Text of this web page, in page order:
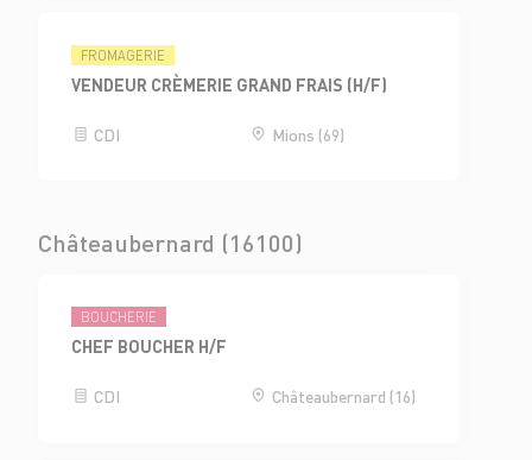
FROMAGERIE
VENDEUR CRÈMERIE GRAND FRAIS (H/F)
CDI Mions (69)
Châteaubernard (16100)
BOUCHERIE
CHEF BOUCHER H/F
CDI Châteaubernard (16)